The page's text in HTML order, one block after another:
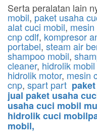
Serta peralatan lain
mobil,paket usaha
alat cuci mobil,
cnp cdlf, kompresor
portabel, steam air
shampoo mobil,
cleaner, hidrolik
hidrolik motor, mesin
cnp, spart part
jual paket usaha
usaha cuci mobil
hidrolik cuci
mobil,